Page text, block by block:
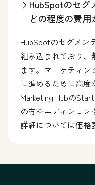
HubSpotのセグ
どの程度の費用
HubSpotのセグメン
組み込まれており、
ます。マーケティ
に進めるために高度
Marketing Hubの
の有料エディショ
詳細については価格